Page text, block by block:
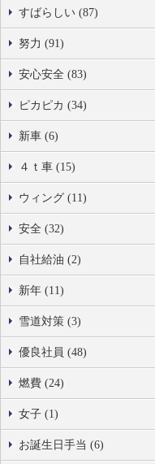
すばらしい (87)
努力 (91)
安心安全 (83)
ピカピカ (34)
新車 (6)
４ｔ車 (15)
ウィング (11)
安全 (32)
自社給油 (2)
新年 (11)
雪道対策 (3)
優良社員 (48)
燃費 (24)
女子 (1)
お誕生日手当 (6)